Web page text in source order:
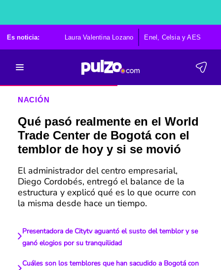
Es noticia: Laura Valentina Lozano Enel, Celsia y AES
NACIÓN
Qué pasó realmente en el World
Trade Center de Bogotá con el
temblor de hoy y si se movió
El administrador del centro empresarial,
Diego Cordobés, entregó el balance de la
estructura y explicó qué es lo que ocurre con
la misma desde hace un tiempo.
Presentadora de Citytv aguantó el susto del temblor y se
ganó elogios por su tranquilidad
Cuáles son los temblores que han sacudido a Bogotá con